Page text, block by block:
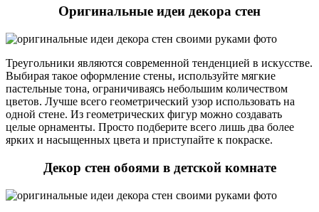
Оригинальные идеи декора стен
Треугольники являются современной тенденцией в искусстве.
Выбирая такое оформление стены, используйте мягкие
пастельные тона, ограничиваясь небольшим количеством
цветов. Лучше всего геометрический узор использовать на
одной стене. Из геометрических фигур можно создавать
целые орнаменты. Просто подберите всего лишь два более
ярких и насыщенных цвета и приступайте к покраске.
Декор стен обоями в детской комнате